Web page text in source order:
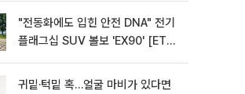
"전동화에도 입힌 안전 DNA" 전기
플래그십 SUV 볼보 'EX90' [ET의
귀밑·턱밑 혹…얼굴 마비가 있다면